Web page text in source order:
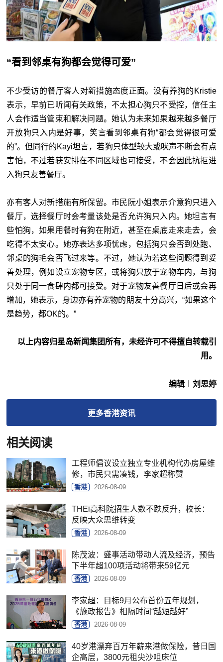
“看到邻桌有狗都会觉得可爱”
不少受访的餐厅客人对新措施态度正面。没有养狗的Kristie
表示，早前已听闻有关政策，不太担心狗只不受控，信任主
人会作适当管束和解决问题。她认为未来如果越来越多餐厅
开放狗只入内是好事，笑言看到邻桌有狗“都会觉得很可爱
的”。但同行的Kayi坦言，若狗只体型较大或吠声不断会有点
害怕，不过若获安排在不同区域也可接受，不会因此抗拒进
入狗只友善餐厅。
亦有客人对新措施有所保留。市民阮小姐表示介意狗只进入
餐厅，选择餐厅时会考量该处是否允许狗只入内。她坦言有
些怕狗，如果用餐时有狗在附近，甚至在桌底走来走去，会
吃得不太安心。她亦表达多项忧虑，包括狗只会否到处跑、
邻桌的狗毛会否飞过来等。不过，她认为若这些问题得到妥
善处理，例如设立宠物专区，或将狗只放于宠物车内，与狗
只处于同一食肆内都可接受。对于宠物友善餐厅日后或会再
增加，她表示，身边亦有养宠物的朋友十分高兴，“如果这个
是趋势，都OK的。”
以上内容归星岛新闻集团所有，未经许可不得擅自转载引
用。
编辑︱刘思婷
更多香港资讯
相关阅读
工程师倡议设立独立专业机构代办房屋维
修，市民只需凑钱，李家超称赞
香港 2026-08-09
THEi高科院招生人数不跌反升，校长：
反映大众思维转变
香港 2026-08-09
陈茂波：盛事活动带动人流及经济，预告
下半年超100项活动将带来59亿元
香港 2026-08-09
李家超：目标9月公布首份五年规划，
《施政报告》相隔时间“越短越好”
香港 2026-08-09
40岁港漂弃百万年薪来港做保险，昔日国
企高层，3800元租尖沙咀床位